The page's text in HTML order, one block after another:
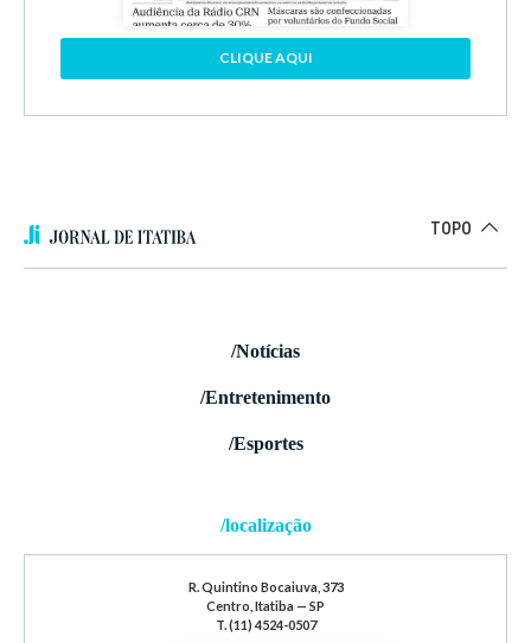
CLIQUE AQUI
TOPO
/Notícias
/Entretenimento
/Esportes
/localização
R. Quintino Bocaiuva, 373
Centro, Itatiba — SP
T. (11) 4524-0507